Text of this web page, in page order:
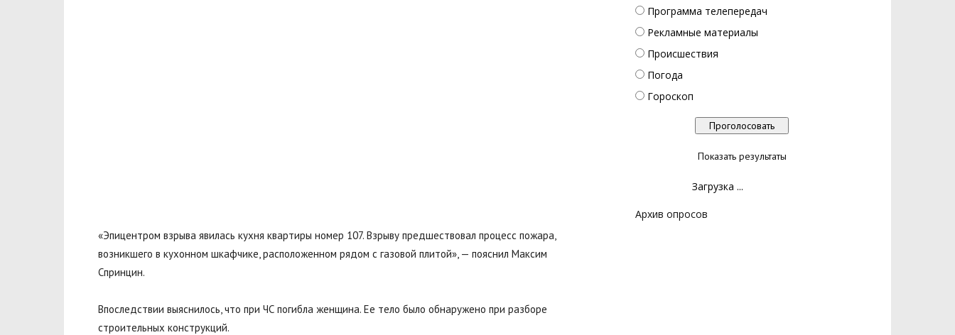
«Эпицентром взрыва явилась кухня квартиры номер 107. Взрыву предшествовал процесс пожара,
возникшего в кухонном шкафчике, расположенном рядом с газовой плитой», — пояснил Максим
Спринцин.
Впоследствии выяснилось, что при ЧС погибла женщина. Ее тело было обнаружено при разборе
строительных конструкций.
Программа телепередач
Рекламные материалы
Происшествия
Погода
Гороскоп
Показать результаты
Загрузка ...
Архив опросов